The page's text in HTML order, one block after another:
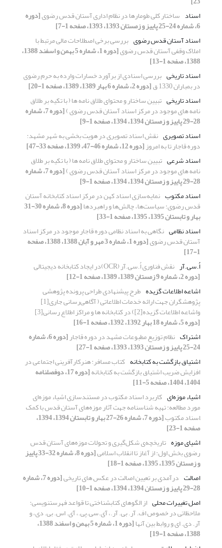
اسناد ساختار کلی طومارها در نظام اداری آستان قدس رضوی[دوره
6، شماره 24-25 پاییز و زمستان 1393، 1393، صفحه 1-7]
اسناد آستان قدس رضوی بررسی برخی اصطلاحات مالی مرتبط با
املاک وقفی آستان قدس رضوی [دوره 1، شماره 5 بهمن و اسفند 1388،
1388، صفحه 1-13]
اسناد تاریخی بررسی اسنادی از برآورد خسارات وارده به حرم رضوی
در بمباران 1330 ق
[دوره 2، شماره 6 بهار 1389، 1389، صفحه 1-20]
اسناد تاریخی تبیین ساختار و محتوای طلاق نامه ها ( با تکیه بر طلاق
نامه های موجود در مرکز اسناد آستان قدس رضوی ) [دوره 7، شماره
28-29 پاییز و زمستان 1394، 1394، صفحه 1-9]
اسناد تصویری نقش اسناد تصویری در هویت بخشی به شهر مشهد:
دوره قاجار تا به امروز[دوره 12، شماره 46-47، 1399، صفحه 33-47]
اسناد شرعی تبیین ساختار و محتوای طلاق نامه ها ( با تکیه بر طلاق
نامه های موجود در مرکز اسناد آستان قدس رضوی ) [دوره 7، شماره
28-29 پاییز و زمستان 1394، 1394، صفحه 1-9]
اسناد مکتوب نمایه‌سازی اسناد کهن در مرکز اسناد کتابخانه آستان
قدس رضوی: سیاست‌ها، چالش‌ها و راهبردها [دوره 8، شماره 30-31
بهار و تابستان 1395، 1395، صفحه 1-33]
اسناد نظامی نگاهی به اسناد نظامی دوره قاجار موجود در مرکز اسناد
آستان قدس رضوی [دوره 1، شماره 3 مهر و آبان 1388، 1388، صفحه
1-17]
اُ.سی.آر نقش فناوری اُ.سی.آر (OCR)در ایجاد کتابخانه دیجیتالی
[دوره 2، شماره 9 زمستان 1389، 1389، صفحه 1-12]
اشاعه اطلاعات گزیده طرح پیشنهادی طراحی پرونده پژوهشی
پژوهشگران جهت ارائه خدمات اطلاعاتی ( آگاهی‌رسانی جاری[1]
واشاعه اطلاعات گزیده[2]) در کتابخانه ها و مراکز اطلاع رسانی[3]
[دوره 5، شماره 18 بهار 1392، 1392، صفحه 1-16]
اشتراک نظام توزیع مطبوعات مشهد در دوره قاجار [دوره 6، شماره
24-25 پاییز و زمستان 1393، 1393، صفحه 1-27]
اشتیاق بازگشت به کتابخانه کتاب مسافر: هنرکارآفرینی اجتماعی در
افزایش ضریب اشتیاق بازگشت به کتابخانه [دوره 17، دوفصلنامه
1404، 1404، صفحه 5-11]
اشیاء‌ موزه‌ای کاربرد اسناد مکتوب در مستندسازی اشیاء موزه‌ای
مورد مطالعه: تهیه شناسنامه جهت آثار موزه‌های آستان قدس با کمک
ِاسناد مکتوب [دوره 7، شماره 26-27 بهار و تابستان 1394، 1394،
صفحه 1-23]
اشیای موزه تاریخچه‌ی شکل‌گیری و تحولات موزه‌های آستان قدس
رضوی بخش اول: از آغاز تا انقلاب اسلامی [دوره 8، شماره 32-33 پاییز
و زمستان 1395، 1395، صفحه 1-18]
اصالت درآمدی بر تعیین اصالت در عکس های تاریخی [دوره 7، شماره
28-29 پاییز و زمستان 1394، 1394، صفحه 1-10]
اصل تغییرات محلی از الگوهای کتابشناختی تا قواعد فهرستنویسی:
ملاحظاتی در خصوص اف. آر. بی. آر.، آی.سی.پی.، آی. اس. بی. دی، و
آر. دی. ای و روابط بین آنها [دوره 1، شماره 5 بهمن و اسفند 1388،
1388، صفحه 1-19]